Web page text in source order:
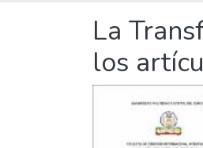
La
los